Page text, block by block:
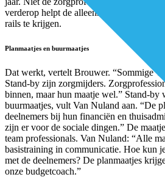
verderop helpt de alleenstaande moeder
rails te krijgen.
Planmaatjes en buurmaatjes
Dat werkt, vertelt Brouwer. “Sommige
Stand-by zijn zorgmijders.
binnen, maar hun maatje wel.” Stand-by
buurmaatjes, vult Van Nuland aan. “De
deelnemers bij hun financiën en
zijn er voor de sociale dingen.” De
team professionals. Van Nuland: “Alle
basistraining in communicatie. Hoe kun je
met de deelnemers? De planmaatjes
onze budgetcoach.”